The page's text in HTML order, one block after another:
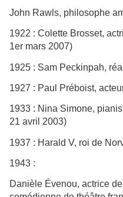
John Rawls, philosophe
1922 : Colette Brosset,
1er mars 2007)
1925 : Sam Peckinpah,
1927 : Paul Préboist,
1933 : Nina Simone,
21 avril 2003)
1937 : Harald V, roi de
1943 :
Danièle Évenou, actrice